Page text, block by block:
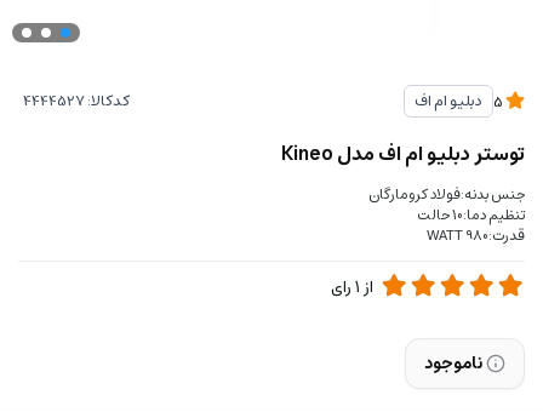
دبلیو ام اف کدکالا:
توستر دبلیو ام اف مدل Kineo
جنس بدنه:فولاد کرومارگان
تنظیم دما:10 حالت
قدرت:980 WATT
از 1رای
ناموجود